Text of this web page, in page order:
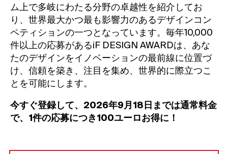
ム上で多岐にわたる分野の卓越性を紹介してお
り、世界最大かつ最も影響力のあるデザインコン
ペティションの一つとなっています。毎年10,000
件以上の応募があるiF DESIGN AWARDは、あな
たのデザインをイノベーションの最前線に位置づ
け、信頼を築き、注目を集め、世界的に際立つこ
とを可能にします。
今すぐ登録して、2026年9月18日までは通常料金
で、1件の応募につき100ユーロお得に！